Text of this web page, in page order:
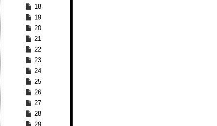
18
19
20
21
22
23
24
25
26
27
28
29